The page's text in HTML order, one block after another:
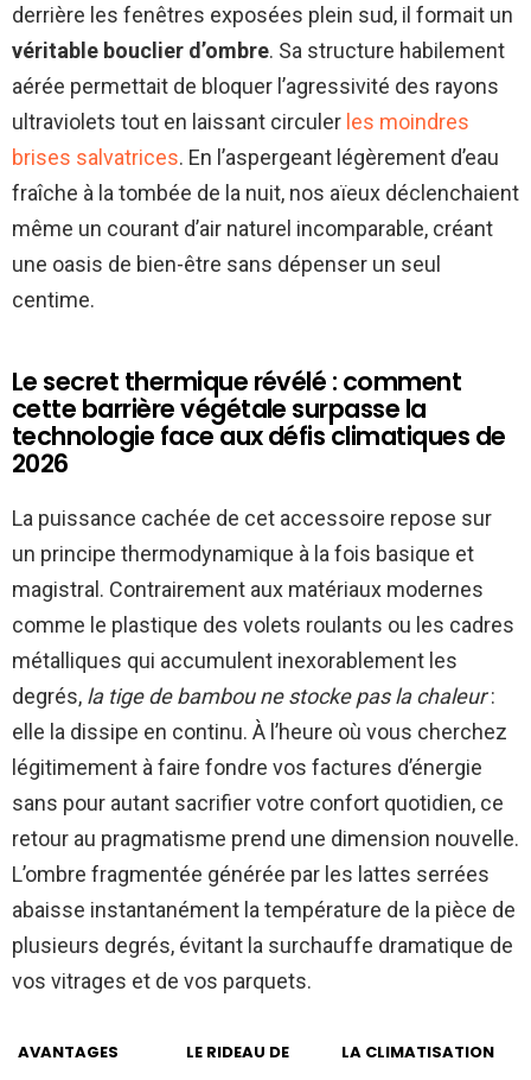
derrière les fenêtres exposées plein sud, il formait un
véritable bouclier d’ombre. Sa structure habilement
aérée permettait de bloquer l’agressivité des rayons
ultraviolets tout en laissant circuler les moindres
brises salvatrices. En l’aspergeant légèrement d’eau
fraîche à la tombée de la nuit, nos aïeux déclenchaient
même un courant d’air naturel incomparable, créant
une oasis de bien-être sans dépenser un seul
centime.
Le secret thermique révélé : comment
cette barrière végétale surpasse la
technologie face aux défis climatiques de
2026
La puissance cachée de cet accessoire repose sur
un principe thermodynamique à la fois basique et
magistral. Contrairement aux matériaux modernes
comme le plastique des volets roulants ou les cadres
métalliques qui accumulent inexorablement les
degrés, la tige de bambou ne stocke pas la chaleur:
elle la dissipe en continu. À l’heure où vous cherchez
légitimement à faire fondre vos factures d’énergie
sans pour autant sacrifier votre confort quotidien, ce
retour au pragmatisme prend une dimension nouvelle.
L’ombre fragmentée générée par les lattes serrées
abaisse instantanément la température de la pièce de
plusieurs degrés, évitant la surchauffe dramatique de
vos vitrages et de vos parquets.
AVANTAGES
LE RIDEAU DE
LA CLIMATISATION